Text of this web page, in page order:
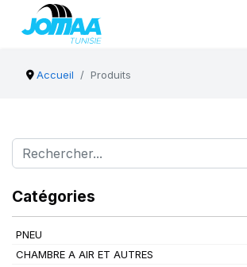
Accueil Produits
Catégories
PNEU
CHAMBRE A AIR ET AUTRES